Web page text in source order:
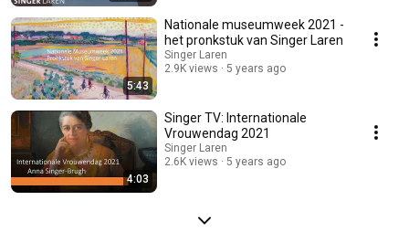
5:43
Nationale museumweek 2021 -
het pronkstuk van Singer Laren
Singer Laren
2.9K views
5 years ago
4:03
Singer TV: Internationale
Vrouwendag 2021
Singer Laren
2.6K views
5 years ago